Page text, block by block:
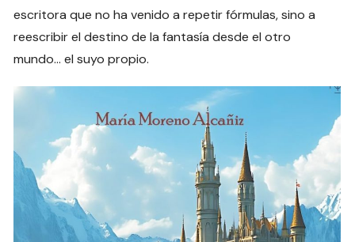
escritora que no ha venido a repetir fórmulas, sino a
reescribir el destino de la fantasía desde el otro
mundo… el suyo propio.